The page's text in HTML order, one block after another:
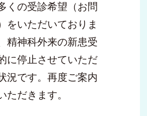
くの受診希望（お問
をいただいておりま
精神科外来の新患受
に停止させていただ
況です。再度ご案内
ただきます。